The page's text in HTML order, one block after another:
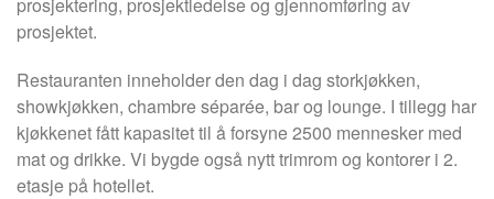
prosjektet.
Restauranten inneholder den dag i dag storkjøkken,
showkjøkken, chambre séparée, bar og lounge. I tillegg har
kjøkkenet fått kapasitet til å forsyne 2500 mennesker med
mat og drikke. Vi bygde også nytt trimrom og kontorer i 2.
etasje på hotellet.